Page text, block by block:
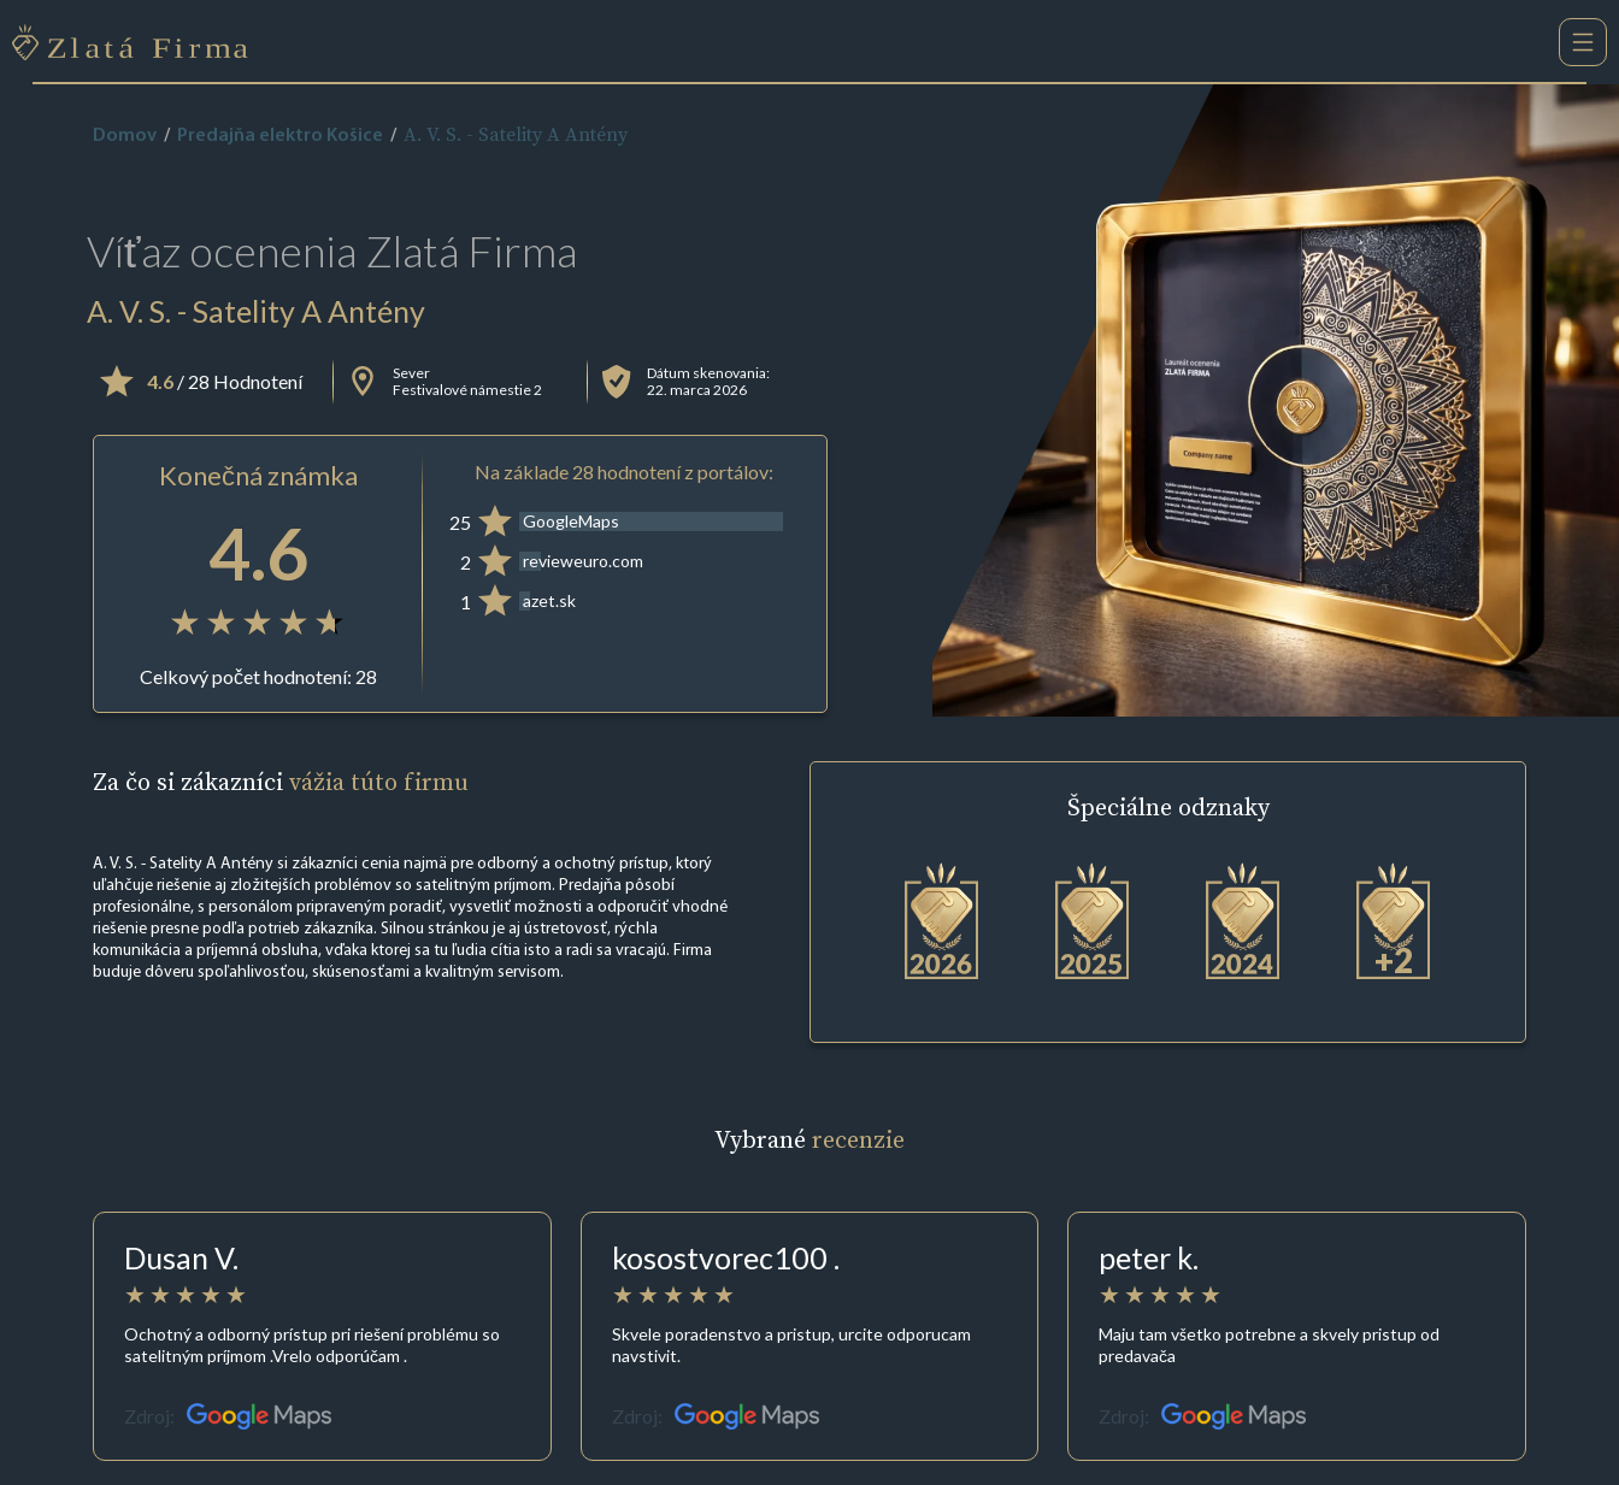
Domov Predajňa elektro Košice A. V. S. - Satelity A Antény
Víťaz ocenenia Zlatá Firma
A. V. S. - Satelity A Antény
4.6/ 28 Hodnotení
Sever
Festivalové námestie 2
Dátum skenovania:
22. marca 2026
Konečná známka
4.6
Celkový počet hodnotení: 28
Na základe 28 hodnotení z portálov:
25 GoogleMaps
2 revieweuro.com
1 azet.sk
Za čo si zákaznícivážia túto firmu
A. V. S. - Satelity A Antény si zákazníci cenia najmä pre odborný a ochotný prístup, ktorý
uľahčuje riešenie aj zložitejších problémov so satelitným príjmom. Predajňa pôsobí
profesionálne, s personálom pripraveným poradiť, vysvetliť možnosti a odporučiť vhodné
riešenie presne podľa potrieb zákazníka. Silnou stránkou je aj ústretovosť, rýchla
komunikácia a príjemná obsluha, vďaka ktorej sa tu ľudia cítia isto a radi sa vracajú. Firma
buduje dôveru spoľahlivosťou, skúsenosťami a kvalitným servisom.
Špeciálne odznaky
+2
Vybrané recenzie
Dusan V.
Ochotný a odborný prístup pri riešení problému so
satelitným príjmom .Vrelo odporúčam .
Zdroj:
kosostvorec100 .
Skvele poradenstvo a pristup, urcite odporucam
navstivit.
Zdroj:
peter k.
Maju tam všetko potrebne a skvely pristup od
predavača
Zdroj: